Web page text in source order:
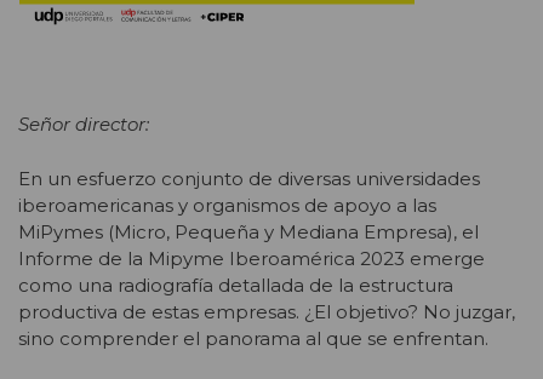
Señor director:
En un esfuerzo conjunto de diversas universidades
iberoamericanas y organismos de apoyo a las
MiPymes (Micro, Pequeña y Mediana Empresa), el
Informe de la Mipyme Iberoamérica 2023 emerge
como una radiografía detallada de la estructura
productiva de estas empresas. ¿El objetivo? No juzgar,
sino comprender el panorama al que se enfrentan.